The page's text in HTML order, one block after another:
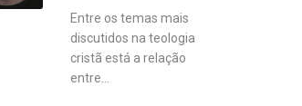
Entre os temas mais
discutidos na teologia
cristã está a relação
entre...